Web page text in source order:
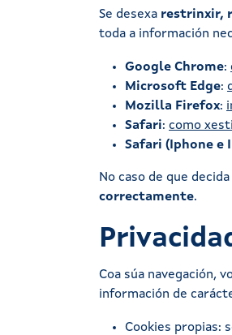
Se desexa restrinxir,
toda a información
Google Chrome:
Microsoft Edge:
Mozilla Firefox:
Safari: como
Safari (Iphone e
No caso de que
correctamente.
Coa súa navegación,
información de
Cookies propias: